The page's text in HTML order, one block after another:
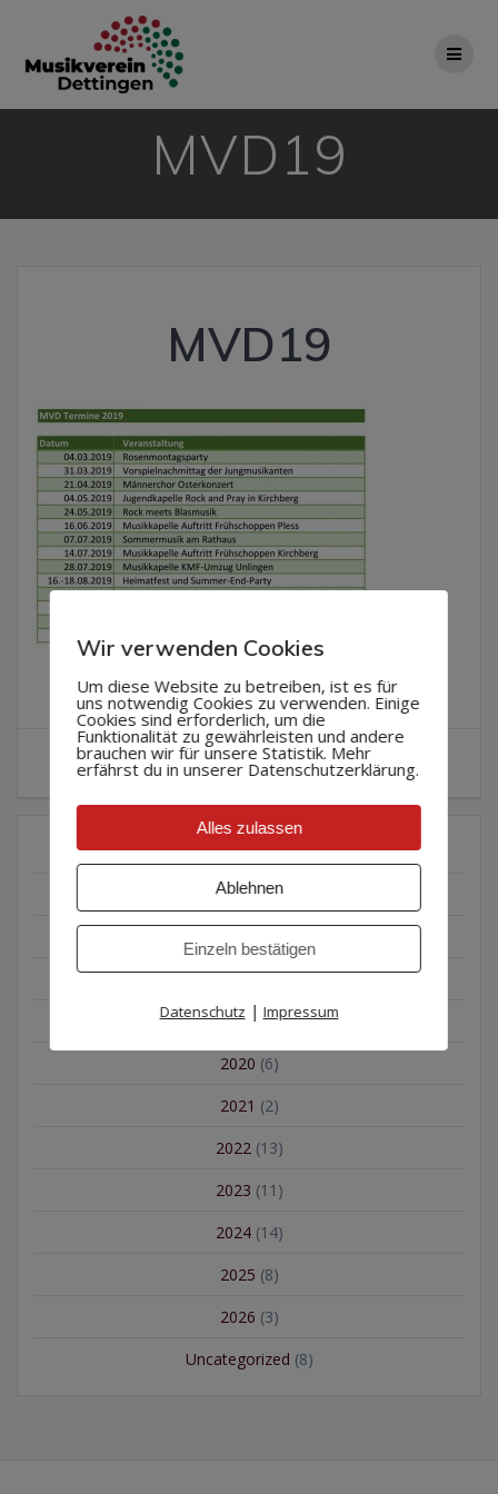
MVD19
MVD19
Beitragsnavigation
Vorherige:Vorheriger
MVD19
2016(3)
2018(17)
2019 (15)
2020 (6)
2021 (2)
2022(13)
2023 (11)
2024(14)
2025 (8)
2026 (3)
Uncategorized (8)
Wir verwenden Cookies
Um diese Website zu betreiben, ist es für
uns notwendig Cookies zu verwenden. Einige
Cookies sind erforderlich, um die
Funktionalität zu gewährleisten und andere
brauchen wir für unsere Statistik. Mehr
erfährst du in unserer Datenschutzerklärung.
Alles zulassen
Ablehnen
Einzeln bestätigen
Datenschutz | Impressum